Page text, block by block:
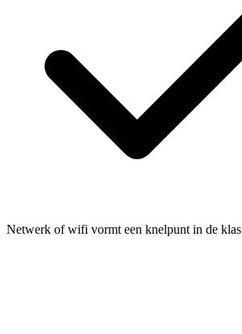
Netwerk of wifi vormt een knelpunt in de klas